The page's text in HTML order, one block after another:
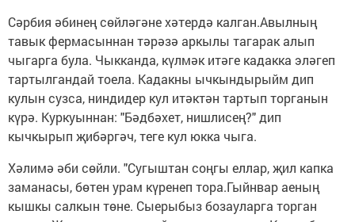
Сәрбия әбинең сөйләгәне хәтердә калган.Авылның
тавык фермасыннан тәрәзә аркылы тагарак алып
чыгарга була. Чыкканда, күлмәк итәге кадакка эләгеп
тартылгандай тоела. Кадакны ычкындырыйм дип
кулын сузса, ниндидер кул итәктән тартып торганын
күрә. Куркуыннан: "Бәдбәхет, нишлисең?" дип
кычкырып җибәргәч, теге кул юкка чыга.
Хәлимә әби сөйли. "Сугыштан соңгы еллар, җил капка
заманасы, бөтен урам күренеп тора.Гыйнвар аеның
кышкы салкын төне. Сыерыбыз бозауларга торган